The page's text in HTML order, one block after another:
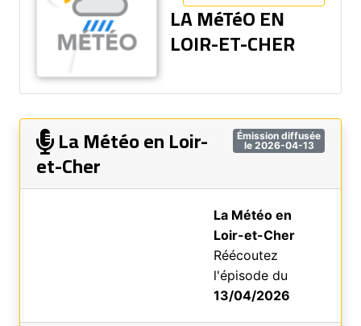
LA MéTéO EN
LOIR-ET-CHER
Émission diffusée
le 2026-04-13
La Météo en Loir-
et-Cher
La Météo en
Loir-et-Cher
Réécoutez
l'épisode du
13/04/2026